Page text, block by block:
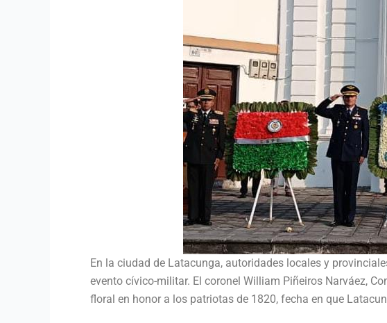
En la ciudad de Latacunga, autoridades locales y
evento cívico-militar. El coronel William Piñeiros Narváez,
floral en honor a los patriotas de 1820, fecha en que